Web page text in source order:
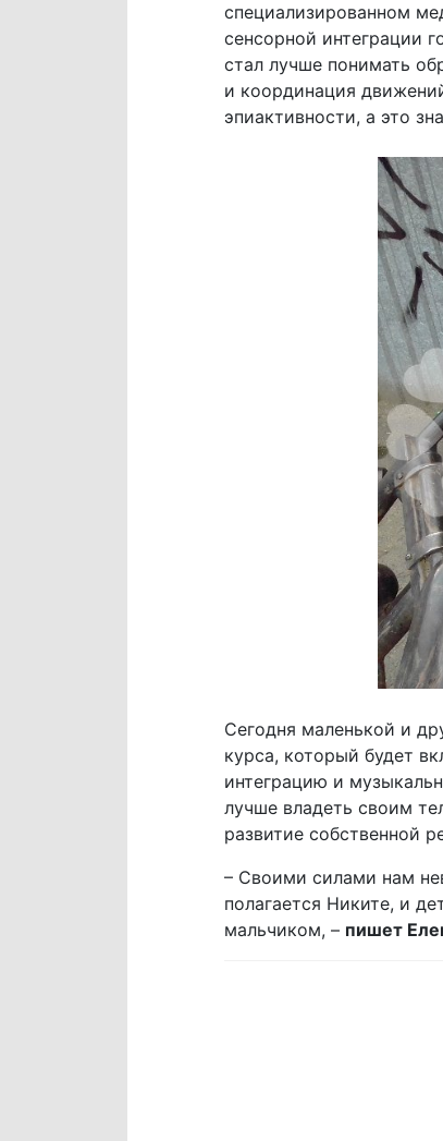
специализированном
сенсорной интеграции
стал лучше понимать
и координация
эпиактивности, а это
Сегодня маленькой и
курса, который будет
интеграцию и
лучше владеть своим
развитие собственной
– Своими силами нам
полагается Никите, и
мальчиком, – пишет